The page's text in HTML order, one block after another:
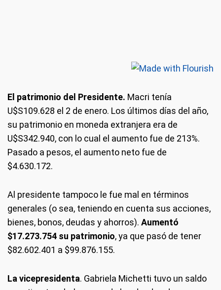
El patrimonio del Presidente. Macri tenía
U$S109.628 el 2 de enero. Los últimos días del año,
su patrimonio en moneda extranjera era de
U$S342.940, con lo cual el aumento fue de 213%.
Pasado a pesos, el aumento neto fue de
$4.630.172.
Al presidente tampoco le fue mal en términos
generales (o sea, teniendo en cuenta sus acciones,
bienes, bonos, deudas y ahorros). Aumentó
$17.273.754 su patrimonio, ya que pasó de tener
$82.602.401 a $99.876.155.
La vicepresidenta. Gabriela Michetti tuvo un saldo